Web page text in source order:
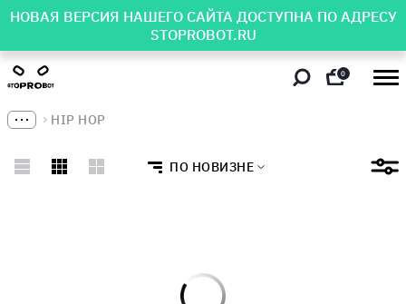
НОВАЯ ВЕРСИЯ НАШЕГО САЙТА ДОСТУПНА ПО АДРЕСУ
STOPROBOT.RU
0
HIP HOP
ПО НОВИЗНЕ